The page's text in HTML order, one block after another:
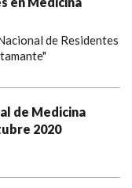
de Residentes
de Medicina
2020